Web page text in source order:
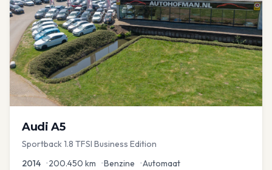
Audi A5
Sportback 1.8 TFSI Business Edition
2014 •200.450 km •Benzine •Automaat